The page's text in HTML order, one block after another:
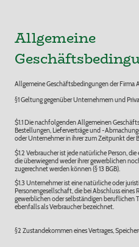
Allgemeine
Allgemeine Geschäftsbedingungen der Firma
§1 Geltung gegenüber Unternehmern und
$1.1 Die nachfolgenden Allgemeinen
Bestellungen, Lieferverträge und -
oder Unternehmer in ihrer zum Zeitpunkt der
$1.2 Verbraucher ist jede natürliche Person,
die überwiegend weder ihrer gewerblichen
zugerechnet werden können (§ 13 BGB).
$1.3 Unternehmer ist eine natürliche oder
Personengesellschaft, die bei Abschluss
gewerblichen oder selbständigen beruflichen
ebenfalls als Verbraucher bezeichnet.
§2 Zustandekommen eines Vertrages,